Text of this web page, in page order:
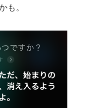
も。